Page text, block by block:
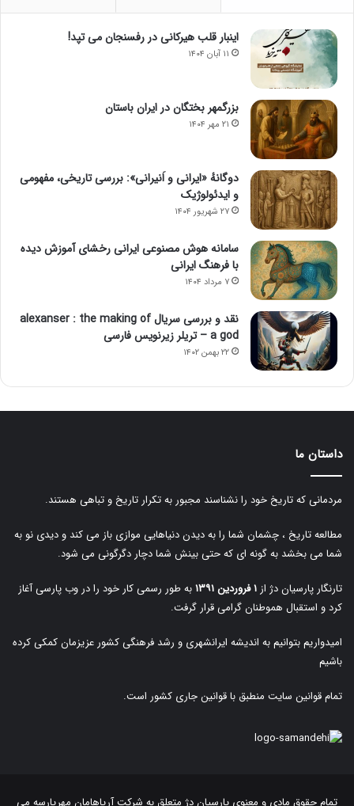
اینبار قلب هیرکانی در رفسنجان می تپد!
۱۱ آبان ۱۴۰۴
بزرگمهر بختگان در ایران باستان
۲۱ مهر ۱۴۰۴
دوگانهٔ «ایرانی و اَنیرانی»: بررسی تاریخی، مفهومی
و ایدئولوژیک
۲۷ شهریور ۱۴۰۴
سامانه هوش مصنوعی ایرانی رخشای آموزش دیده
با فرهنگ ایرانی
۷ مرداد ۱۴۰۴
نقد و بررسی سریال alexanser : the making of
a god – تریلر زیرنویس فارسی
۲۲ بهمن ۱۴۰۲
داستان ما
مردمانی که تاریخ خود را نشناسند مجبور به تکرار تاریخ و تباهی هستند.
مطالعه تاریخ ، چشمان شما را به دیدن دنیاهایی موازی باز می کند و دیدی نو به
شما می بخشد به گونه ای که حتی بینش شما دچار دگرگونی می شود.
تارنگار پارسیان دژ از ۱ فروردین ۱۳۹۱
به طور رسمی کار خود را در وب پارسی آغاز
کرد و استقبال هموطنان گرامی قرار گرفت.
امیدواریم بتوانیم به اندیشه ایرانشهری و رشد فرهنگی کشور عزیزمان کمکی کرده
باشیم
تمام قوانین سایت منطبق با قوانین جاری کشور است.
تمام حقوق مادی و معنوی پارسیان دژ متعلق به شرکت آریاهامان مهرپارسه می